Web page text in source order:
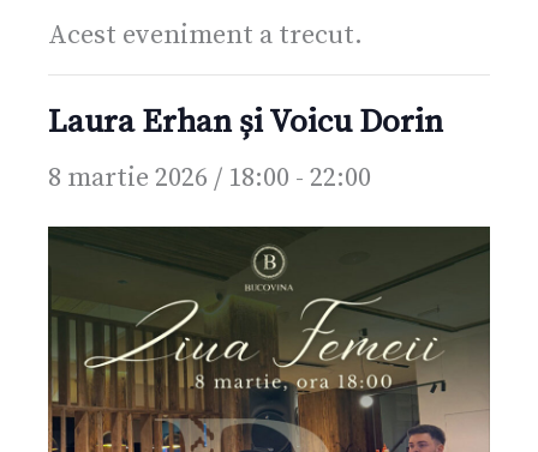
Acest eveniment a trecut.
Laura Erhan și Voicu Dorin
8 martie 2026 / 18:00 - 22:00